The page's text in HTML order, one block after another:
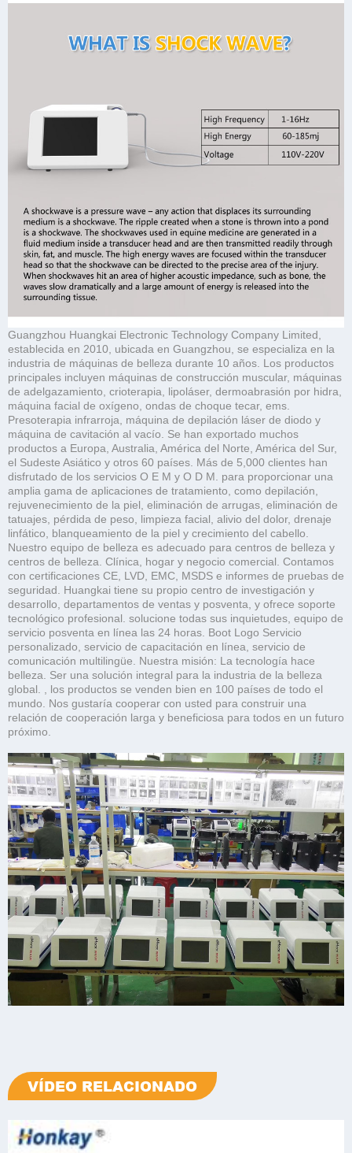
Guangzhou Huangkai Electronic Technology Company Limited,
establecida en 2010, ubicada en Guangzhou, se especializa en la
industria de máquinas de belleza durante 10 años. Los productos
principales incluyen máquinas de construcción muscular, máquinas
de adelgazamiento, crioterapia, lipoláser, dermoabrasión por hidra,
máquina facial de oxígeno, ondas de choque tecar, ems.
Presoterapia infrarroja, máquina de depilación láser de diodo y
máquina de cavitación al vacío. Se han exportado muchos
productos a Europa, Australia, América del Norte, América del Sur,
el Sudeste Asiático y otros 60 países. Más de 5,000 clientes han
disfrutado de los servicios O E M y O D M. para proporcionar una
amplia gama de aplicaciones de tratamiento, como depilación,
rejuvenecimiento de la piel, eliminación de arrugas, eliminación de
tatuajes, pérdida de peso, limpieza facial, alivio del dolor, drenaje
linfático, blanqueamiento de la piel y crecimiento del cabello.
Nuestro equipo de belleza es adecuado para centros de belleza y
centros de belleza. Clínica, hogar y negocio comercial. Contamos
con certificaciones CE, LVD, EMC, MSDS e informes de pruebas de
seguridad. Huangkai tiene su propio centro de investigación y
desarrollo, departamentos de ventas y posventa, y ofrece soporte
tecnológico profesional. solucione todas sus inquietudes, equipo de
servicio posventa en línea las 24 horas. Boot Logo Servicio
personalizado, servicio de capacitación en línea, servicio de
comunicación multilingüe. Nuestra misión: La tecnología hace
belleza. Ser una solución integral para la industria de la belleza
global. , los productos se venden bien en 100 países de todo el
mundo. Nos gustaría cooperar con usted para construir una
relación de cooperación larga y beneficiosa para todos en un futuro
próximo.
VÍDEO RELACIONADO